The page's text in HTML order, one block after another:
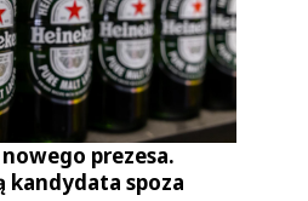
prezesa.
kandydata spoza